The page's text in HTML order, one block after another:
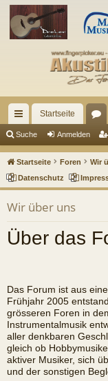
ch
ne
llz
Startseite
en
Suche Anmelden
Startseite Foren Wir
Datenschutz
Wir über uns
Über das
Das Forum ist aus
Frühjahr 2005
grösseren Foren in
Instrumentalmusik
aller denkbaren
gleich ob
aktiver Musiker, sich
und der sonstigen